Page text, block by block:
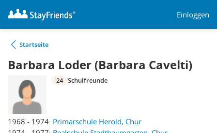
Einloggen
Startseite
Barbara Loder (Barbara Cavelti)
1968 - 1974: Primarschule Herold, Chur
24 Schulfreunde